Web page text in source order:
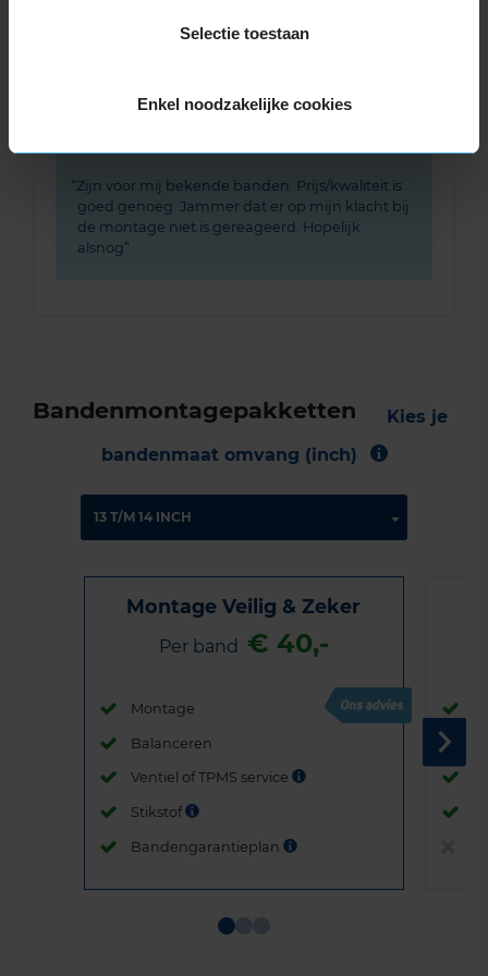
Selectie toestaan
Enkel noodzakelijke cookies
195/65R15 91T
Zijn voor mij bekende banden. Prijs/kwaliteit is
goed genoeg. Jammer dat er op mijn klacht bij
de montage niet is gereageerd. Hopelijk
alsnog
Bandenmontagepakketten
Kies je
bandenmaat omvang (inch)
Montage Veilig & Zeker
Per band € 40,-
Montage
Balanceren
Ventiel of TPMS service
Stikstof
Bandengarantieplan